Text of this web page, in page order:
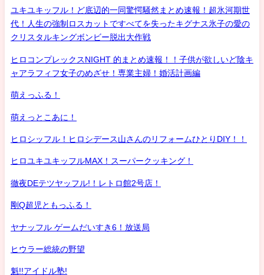
ユキユキッフル！ど底辺的一同驚愕騒然まとめ速報！超氷河期世
代！人生の強制ロスカットですべてを失ったキグナス氷子の愛の
クリスタルキングボンビー脱出大作戦
ヒロコンプレックスNIGHT 的まとめ速報！！子供が欲しいど陰キ
ャアラフィフ女子のめざせ！専業主婦！婚活計画編
萌えっふる！
萌えっとこあに！
ヒロシッフル！ヒロシデース山さんのリフォームひとりDIY！！
ヒロユキユキッフルMAX！スーパークッキング！
徹夜DEテツヤッフル!！レトロ館2号店！
剛Q超児ともっふる！
ヤナッフル ゲームだいすき6！放送局
ヒウラー総統の野望
魁!!アイドル塾!